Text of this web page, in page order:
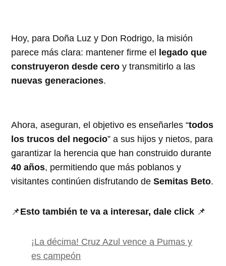
Hoy, para Doña Luz y Don Rodrigo, la misión
parece más clara: mantener firme el legado que
construyeron desde cero y transmitirlo a las
nuevas generaciones.
Ahora, aseguran, el objetivo es enseñarles “todos
los trucos del negocio” a sus hijos y nietos, para
garantizar la herencia que han construido durante
40 años, permitiendo que más poblanos y
visitantes continúen disfrutando deSemitas Beto.
📌Esto también te va a interesar, dale click 📌
¡La décima! Cruz Azul vence a Pumas y
es campeón